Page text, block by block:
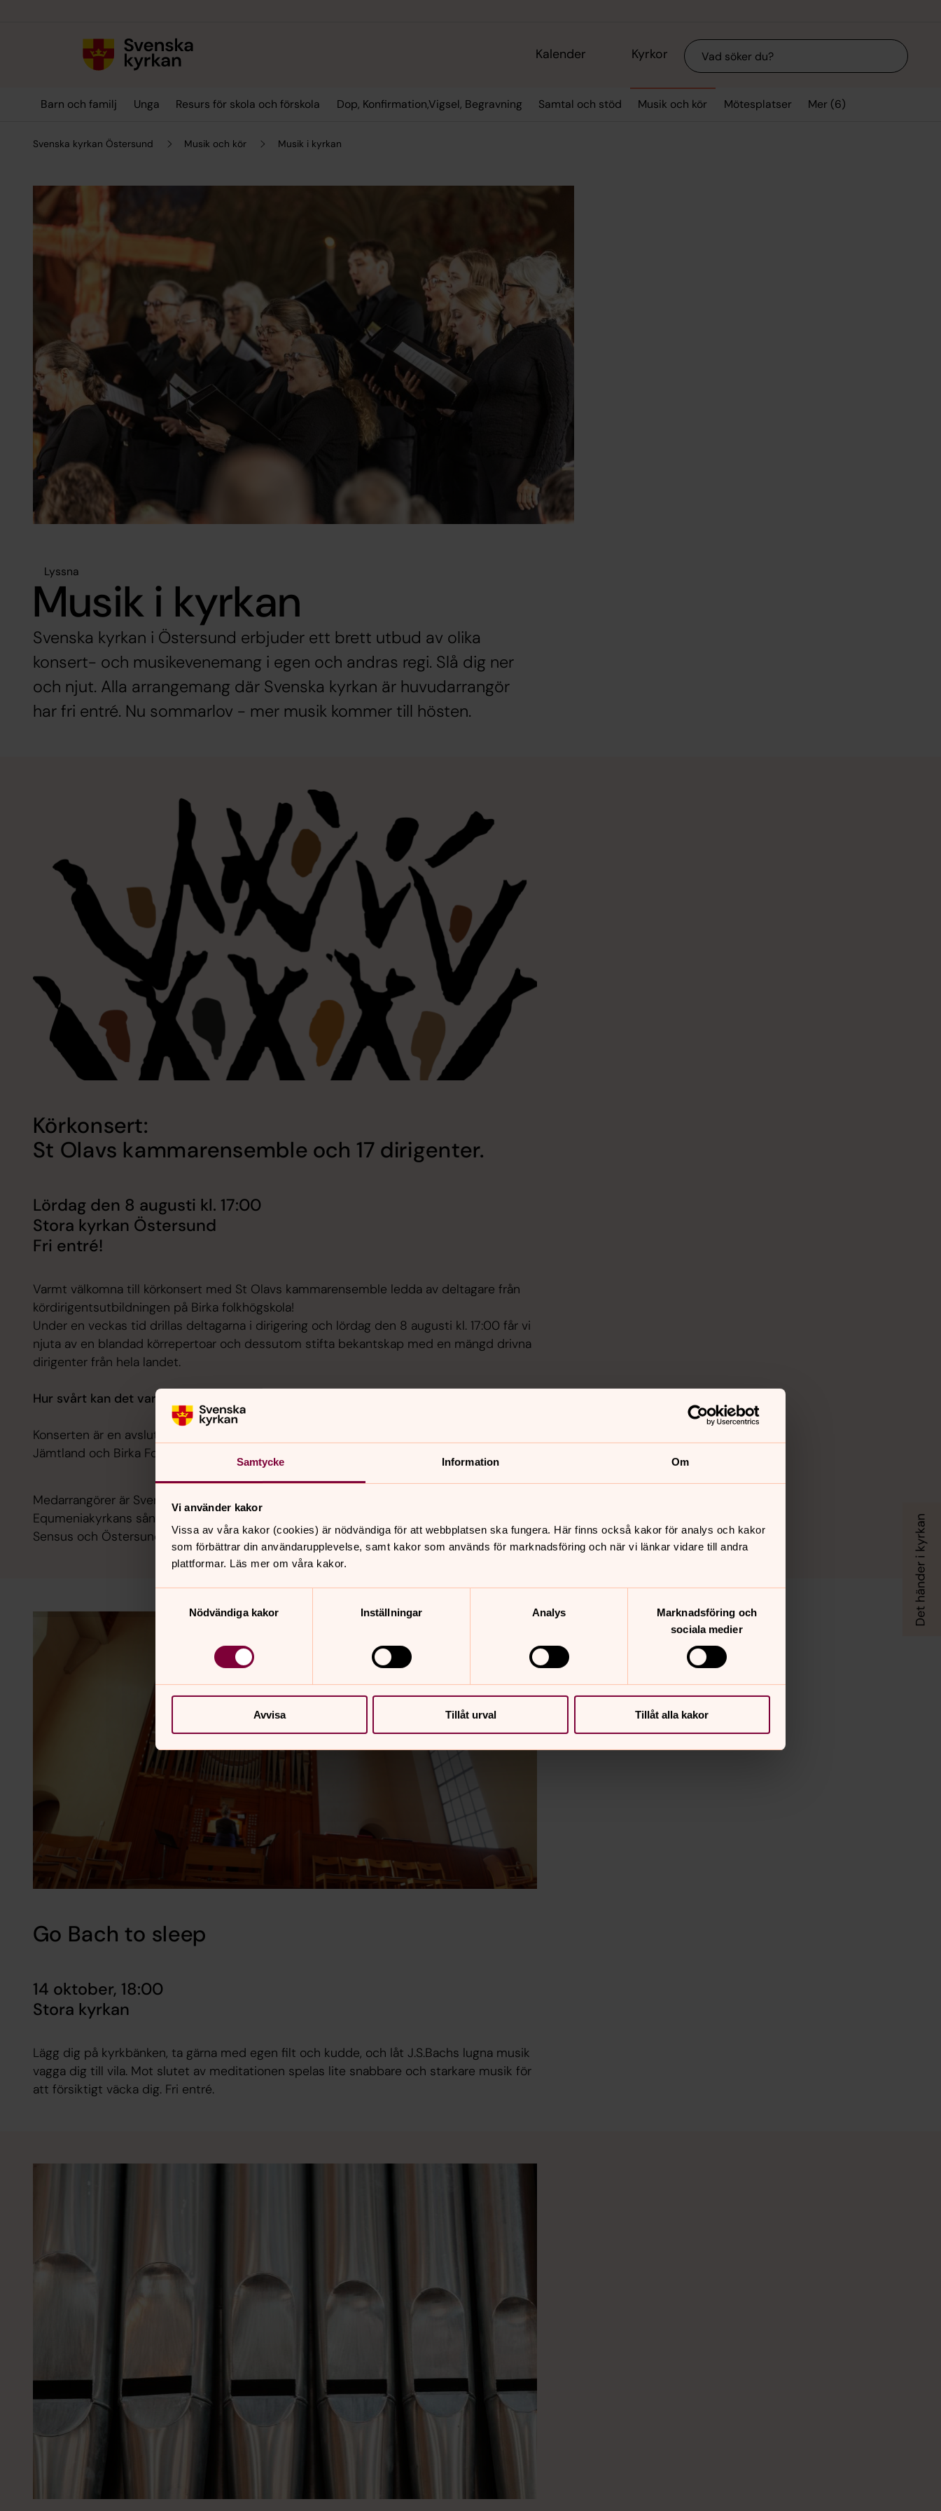
Samtycke Information Om
Vi använder kakor
Vissa av våra kakor (cookies) är nödvändiga för att webbplatsen ska fungera. Här finns också kakor för analys och kakor
som förbättrar din användarupplevelse, samt kakor som används för marknadsföring och när vi länkar vidare till andra
plattformar. Läs mer om våra kakor.
Nödvändiga kakor
Inställningar Analys
Marknadsföring och
sociala medier
Avvisa Tillåt urval Tillåt alla kakor
Kalender Kyrkor Sök
Barn och familj Unga Resurs för skola och förskola Dop, Konfirmation,Vigsel, Begravning Samtal och stöd Musik och kör Mötesplatser Mer (6)
Svenska kyrkan Östersund Musik och kör Musik i kyrkan
Lyssna
Musik i kyrkan
Svenska kyrkan i Östersund erbjuder ett brett utbud av olika
konsert- och musikevenemang i egen och andras regi. Slå dig ner
och njut. Alla arrangemang där Svenska kyrkan är huvudarrangör
har fri entré. Nu sommarlov - mer musik kommer till hösten.
Körkonsert:
St Olavs kammarensemble och 17 dirigenter.
Lördag den 8 augusti kl. 17:00
Stora kyrkan Östersund
Fri entré!
Varmt välkomna till körkonsert med St Olavs kammarensemble ledda av deltagare från
kördirigentsutbildningen på Birka folkhögskola!
Under en veckas tid drillas deltagarna i dirigering och lördag den 8 augusti kl. 17:00 får vi
njuta av en blandad körrepertoar och dessutom stifta bekantskap med en mängd drivna
dirigenter från hela landet.
Hur svårt kan det vara? Ja kom och se!
Konserten är en avslutning på årets kurser som för andra året i rad genomförts i
Jämtland och Birka Folkhögskola.
Medarrangörer är Sveriges körförbund, Föreningen Sveriges körledare, UNGiKÖR,
Equmeniakyrkans sångarförbund, Körcentrum syd, Sångarförbundet i Svenska kyrkan,
Sensus och Östersunds församling.
Go Bach to sleep
14 oktober, 18:00
Stora kyrkan
Lägg dig på kyrkbänken, ta gärna med egen filt och kudde, och låt J.S.Bachs lugna musik
vagga dig till vila. Mot slutet av meditationen spelas lite snabbare och starkare musik för
att försiktigt väcka dig. Fri entré.